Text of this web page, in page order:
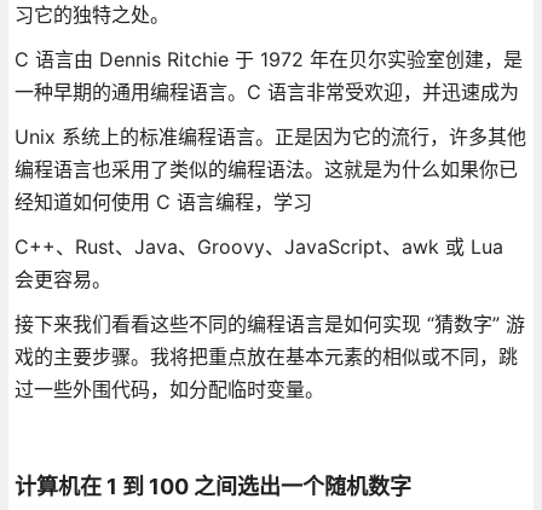
习它的独特之处。
C 语言由 Dennis Ritchie 于 1972 年在贝尔实验室创建，是
一种早期的通用编程语言。C 语言非常受欢迎，并迅速成为
Unix 系统上的标准编程语言。正是因为它的流行，许多其他
编程语言也采用了类似的编程语法。这就是为什么如果你已
经知道如何使用 C 语言编程，学习
C++、Rust、Java、Groovy、JavaScript、awk 或 Lua
会更容易。
接下来我们看看这些不同的编程语言是如何实现 “猜数字” 游
戏的主要步骤。我将把重点放在基本元素的相似或不同，跳
过一些外围代码，如分配临时变量。
计算机在 1 到 100 之间选出一个随机数字